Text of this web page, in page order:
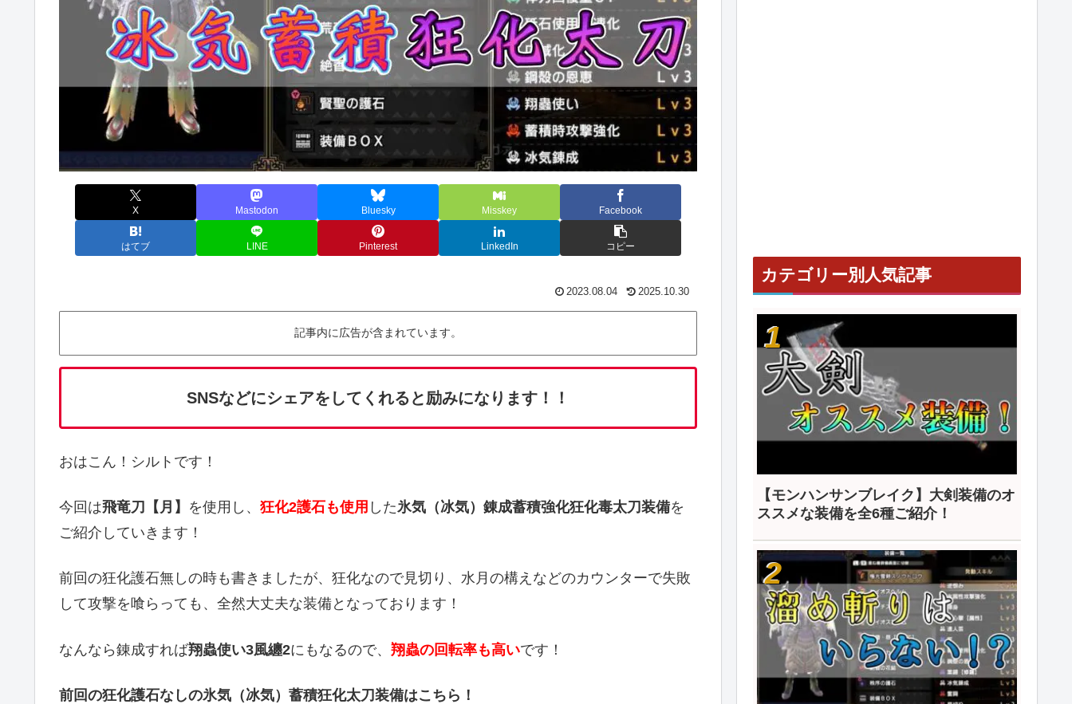
X Mastodon Bluesky Misskey Facebook
はてブ LINE Pinterest LinkedIn コピー
2023.08.04 2025.10.30
記事内に広告が含まれています。
SNSなどにシェアをしてくれると励みになります！！
おはこん！シルトです！
今回は飛竜刀【月】 を使用し、 狂化2護石も使用 した氷気（冰気）錬成蓄積強化狂化毒太刀装備を
ご紹介していきます！
前回の狂化護石無しの時も書きましたが、狂化なので見切り、水月の構えなどのカウンターで失敗
して攻撃を喰らっても、全然大丈夫な装備となっております！
なんなら錬成すれば翔蟲使い3風纏2にもなるので、 翔蟲の回転率も高いです！
前回の狂化護石なしの氷気（冰気）蓄積狂化太刀装備はこちら！
カテゴリー別人気記事
【モンハンサンブレイク】大剣装備のオ
ススメな装備を全6種ご紹介！